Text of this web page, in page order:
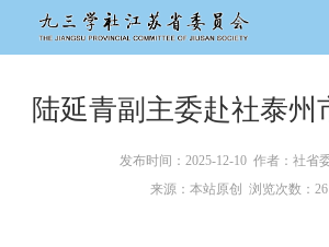
陆延青副主委赴社泰州
发布时间：2025-12-10 作者：社省
来源：本站原创 浏览次数：